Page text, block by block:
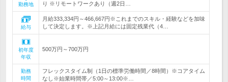
勤務地
り ※リモートワークあり（週2日…
給与
月給333,334円～466,667円※これまでのスキル・経験などを加味
して決定します。※上記月給には固定残業代（4…
初年度
年収
500万円～700万円
勤務
時間
フレックスタイム制（1日の標準労働時間／8時間）※コアタイム
なし※始業時間帯／5:00～13:00※…